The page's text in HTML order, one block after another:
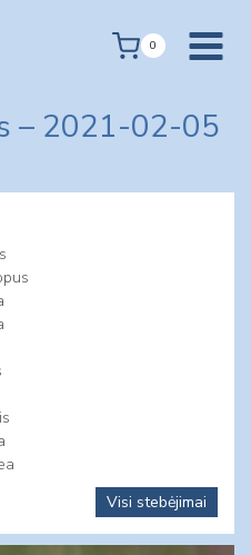
0
– 2021-02-05
Visi stebėjimai